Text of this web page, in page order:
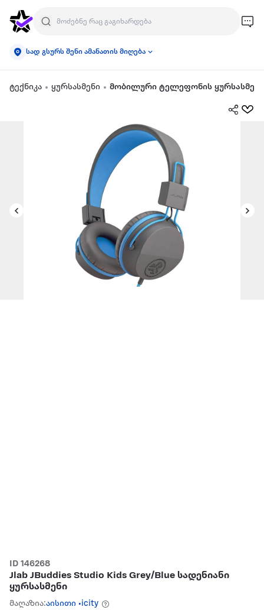
სად გსურს შენი ამანათის მიღება
ტექნიკა ყურსასმენი მობილური ტელეფონის ყურსასმენი
ID 146268
Jlab JBuddies Studio Kids Grey/Blue სადენიანი
ყურსასმენი
მაღაზია:აისითი •icity